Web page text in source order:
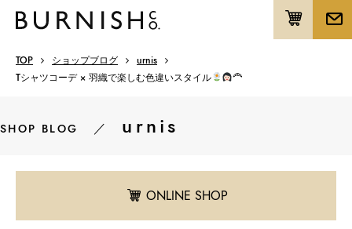
TOP ショップブログ
urnis
Tシャツコーデ × 羽織で楽しむ色違いスタイル
‍🦰
SHOP BLOG ／ urnis
ONLINE SHOP